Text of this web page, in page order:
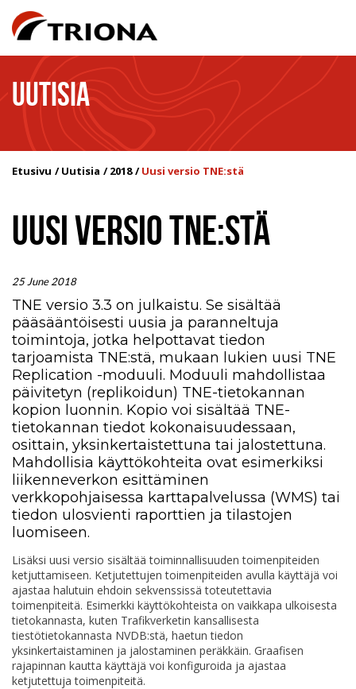
UUTISIA
Etusivu Uutisia 2018 Uusi versio TNE:stä
UUSI VERSIO TNE:STÄ
25 June 2018
TNE versio 3.3 on julkaistu. Se sisältää
pääsääntöisesti uusia ja paranneltuja
toimintoja, jotka helpottavat tiedon
tarjoamista TNE:stä, mukaan lukien uusi TNE
Replication -moduuli. Moduuli mahdollistaa
päivitetyn (replikoidun) TNE-tietokannan
kopion luonnin. Kopio voi sisältää TNE-
tietokannan tiedot kokonaisuudessaan,
osittain, yksinkertaistettuna tai jalostettuna.
Mahdollisia käyttökohteita ovat esimerkiksi
liikenneverkon esittäminen
verkkopohjaisessa karttapalvelussa (WMS) tai
tiedon ulosvienti raporttien ja tilastojen
luomiseen.
Lisäksi uusi versio sisältää toiminnallisuuden toimenpiteiden
ketjuttamiseen. Ketjutettujen toimenpiteiden avulla käyttäjä voi
ajastaa halutuin ehdoin sekvenssissä toteutettavia
toimenpiteitä. Esimerkki käyttökohteista on vaikkapa ulkoisesta
tietokannasta, kuten Trafikverketin kansallisesta
tiestötietokannasta NVDB:stä, haetun tiedon
yksinkertaistaminen ja jalostaminen peräkkäin. Graafisen
rajapinnan kautta käyttäjä voi konfiguroida ja ajastaa
ketjutettuja toimenpiteitä.